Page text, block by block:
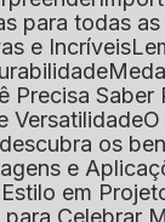
para todas
e Incríveis
Precisa
Versatilidade
descubra os
e
em
para Celebrar